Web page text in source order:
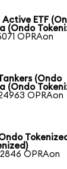
ETF
(Ondo
OPRAon
(Ondo
(Ondo
OPRAon
OPRAon